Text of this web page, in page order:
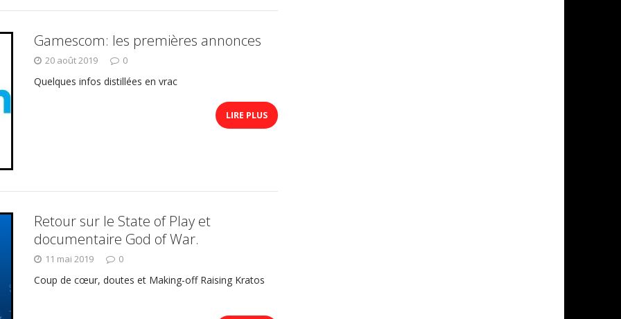
Gamescom: les premières annonces
20 août 2019 0
Quelques infos distillées en vrac
LIRE PLUS
Retour sur le State of Play et
documentaire God of War.
11 mai 2019 0
Coup de cœur, doutes et Making-off Raising Kratos